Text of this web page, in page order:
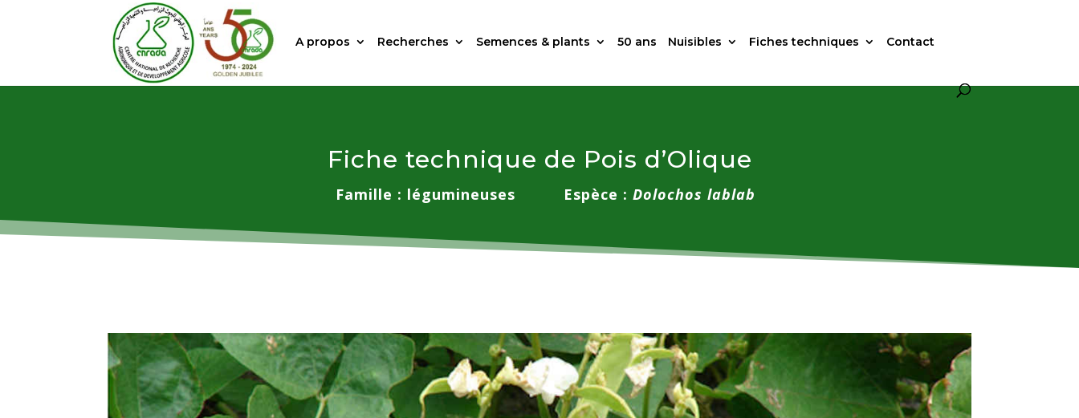
A propos Recherches Semences & plants 50 ans Nuisibles Fiches techniques Contact
Fiche technique de Pois d’Olique
Famille : légumineuses Espèce : Dolochos lablab